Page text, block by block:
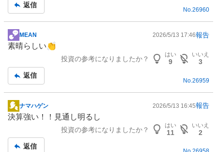
返信
No.26960
掲
示
事
MEAN 2026/5/13 17:46報告
素晴らしい👏
投資の参考になりましたか？
はい
9
いいえ
3
返信
No. 26959
掲
示
ナマハゲン 2026/5/13 16:45報告
決算強い！！見通し明るし
投資の参考になりましたか？
はい
11
いいえ
2
返信